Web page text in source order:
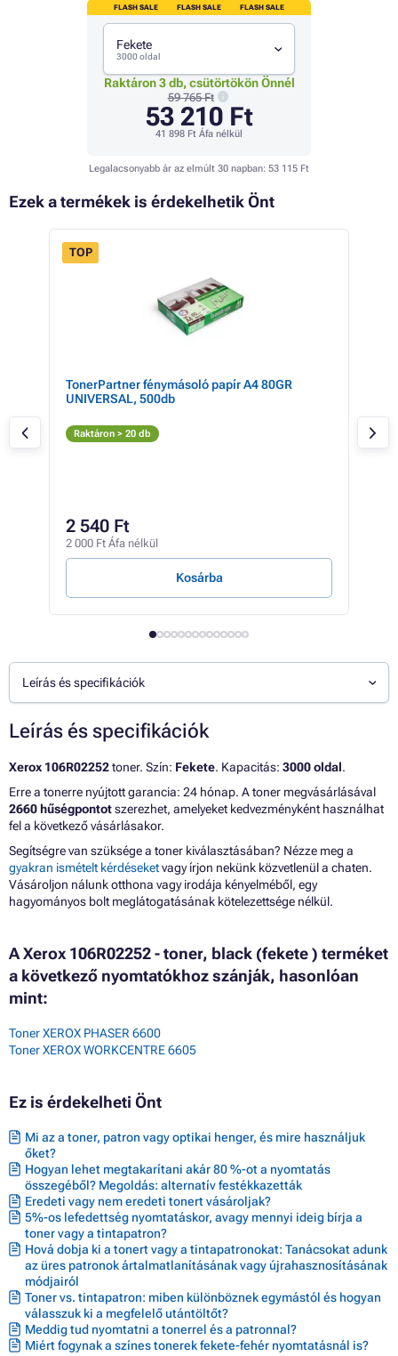
FLASH SALE FLASH SALE FLASH SALE
Fekete
3000 oldal
Raktáron 3 db, csütörtökön Önnél
59 765 Ft
53 210 Ft
41 898 Ft Áfa nélkül
Legalacsonyabb ár az elmúlt 30 napban: 53 115 Ft
Ezek a termékek is érdekelhetik Önt
TOP
TonerPartner fénymásoló papír A4 80GR
UNIVERSAL, 500db
Raktáron > 20 db
2 540 Ft
2 000 Ft Áfa nélkül
Kosárba
Leírás és specifikációk
Leírás és specifikációk
Xerox 106R02252toner. Szín: Fekete. Kapacitás: 3000 oldal.
Erre a tonerre nyújtott garancia: 24 hónap. A toner megvásárlásával
2660 hűségpontotszerezhet, amelyeket kedvezményként használhat
fel a következő vásárlásakor.
Segítségre van szüksége a toner kiválasztásában? Nézze meg a
gyakran ismételt kérdéseketvagy írjon nekünk közvetlenül a chaten.
Vásároljon nálunk otthona vagy irodája kényelméből, egy
hagyományos bolt meglátogatásának kötelezettsége nélkül.
A Xerox 106R02252 - toner, black (fekete ) terméket
a következő nyomtatókhoz szánják, hasonlóan
mint:
Toner XEROX PHASER 6600
Toner XEROX WORKCENTRE 6605
Ez is érdekelheti Önt
Mi az a toner, patron vagy optikai henger, és mire használjuk
őket?
Hogyan lehet megtakarítani akár 80 %-ot a nyomtatás
összegéből? Megoldás: alternatív festékkazetták
Eredeti vagy nem eredeti tonert vásároljak?
5%-os lefedettség nyomtatáskor, avagy mennyi ideig bírja a
toner vagy a tintapatron?
Hová dobja ki a tonert vagy a tintapatronokat: Tanácsokat adunk
az üres patronok ártalmatlanításának vagy újrahasznosításának
módjairól
Toner vs. tintapatron: miben különböznek egymástól és hogyan
válasszuk ki a megfelelő utántöltőt?
Meddig tud nyomtatni a tonerrel és a patronnal?
Miért fogynak a színes tonerek fekete-fehér nyomtatásnál is?